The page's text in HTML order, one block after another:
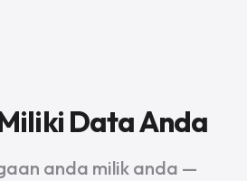
Data Anda
anda milik anda —